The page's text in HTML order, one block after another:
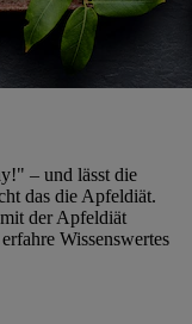
– und lässt die
das die Apfeldiät.
der Apfeldiät
Wissenswertes